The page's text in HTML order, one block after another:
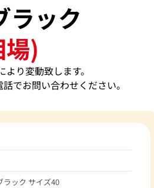
ラック
)
り変動致します。
でお問い合わせください。
ラック サイズ40